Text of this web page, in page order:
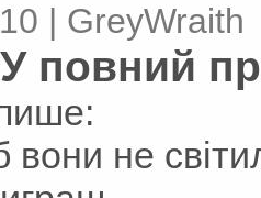
| GreyWraith
повний
вони не